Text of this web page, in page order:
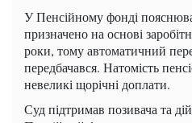
У Пенсійному фонді
призначено на основі
роки, тому автоматичний
передбачався. Натомість
невеликі щорічні доплати.
Суд підтримав позивача та